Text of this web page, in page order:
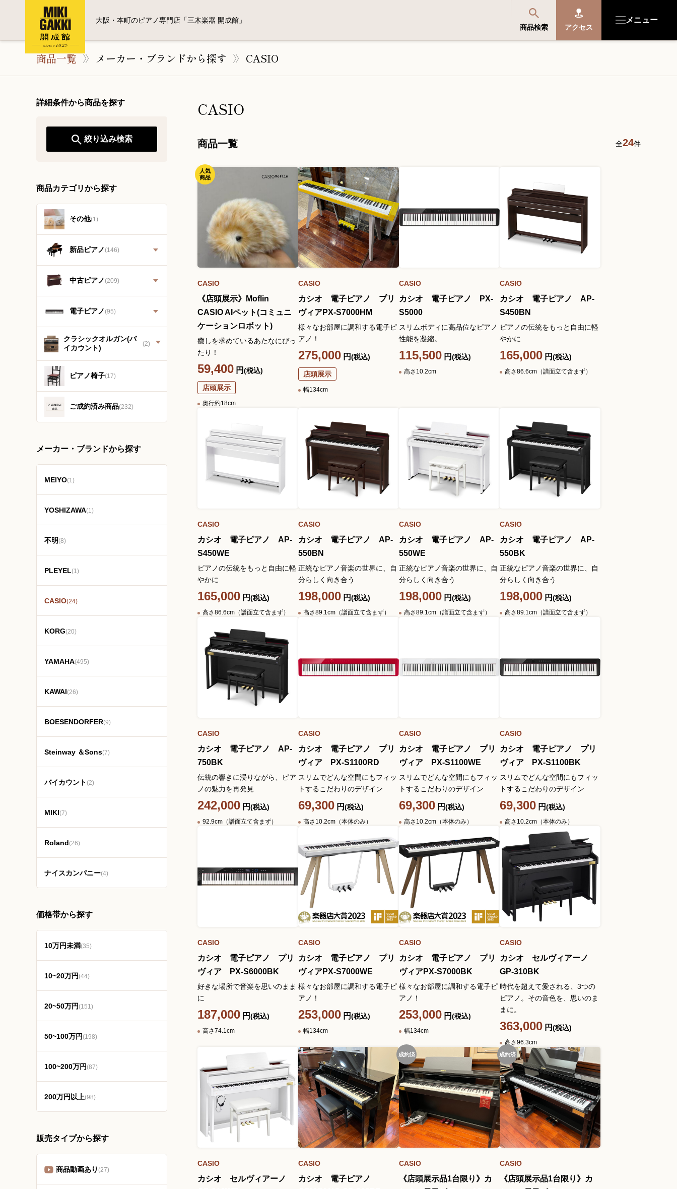
商品検索 アクセス
メニュー
大阪・本町のピアノ専門店「三木楽器 開成館」
サポート・購入特典
受付時間 10:00～19:00 (水曜定休)
お問い合わせフォーム
大阪・本町のピアノ専門店
YouTube 公式チャンネル
三木楽器 開成館
ピアノ弾き比べ、過去のコン
サイトマップ 個人情報の取り扱い
商品一覧 メーカー・ブランドから探す CASIO
CASIO
商品一覧 全24件
人気
商品
CASIO
《店頭展示》Moflin
CASIO AIペット(コミュニ
ケーションロボット)
癒しを求めているあたなにぴっ
たり！
59,400 円(税込)
店頭展示
奥行約18cm
CASIO
カシオ 電子ピアノ プリ
ヴィアPX-S7000HM
様々なお部屋に調和する電子ピ
アノ！
275,000 円(税込)
店頭展示
幅134cm
CASIO
カシオ 電子ピアノ PX-
S5000
スリムボディに高品位なピアノ
性能を凝縮。
115,500 円(税込)
高さ10.2cm
CASIO
カシオ 電子ピアノ AP-
S450BN
ピアノの伝統をもっと自由に軽
やかに
165,000 円(税込)
高さ86.6cm（譜面立て含まず）
CASIO
カシオ 電子ピアノ AP-
S450WE
ピアノの伝統をもっと自由に軽
やかに
165,000 円(税込)
高さ86.6cm（譜面立て含まず）
CASIO
カシオ 電子ピアノ AP-
550BN
正統なピアノ音楽の世界に、自
分らしく向き合う
198,000 円(税込)
高さ89.1cm（譜面立て含まず）
CASIO
カシオ 電子ピアノ AP-
550WE
正統なピアノ音楽の世界に、自
分らしく向き合う
198,000 円(税込)
高さ89.1cm（譜面立て含まず）
CASIO
カシオ 電子ピアノ AP-
550BK
正統なピアノ音楽の世界に、自
分らしく向き合う
198,000 円(税込)
高さ89.1cm（譜面立て含まず）
CASIO
カシオ 電子ピアノ AP-
750BK
伝統の響きに浸りながら、ピア
ノの魅力を再発見
242,000 円(税込)
92.9cm（譜面立て含まず）
CASIO
カシオ 電子ピアノ プリ
ヴィア PX-S1100RD
スリムでどんな空間にもフィッ
トするこだわりのデザイン
69,300 円(税込)
高さ10.2cm（本体のみ）
CASIO
カシオ 電子ピアノ プリ
ヴィア PX-S1100WE
スリムでどんな空間にもフィッ
トするこだわりのデザイン
69,300 円(税込)
高さ10.2cm（本体のみ）
CASIO
カシオ 電子ピアノ プリ
ヴィア PX-S1100BK
スリムでどんな空間にもフィッ
トするこだわりのデザイン
69,300 円(税込)
高さ10.2cm（本体のみ）
CASIO
カシオ 電子ピアノ プリ
ヴィア PX-S6000BK
好きな場所で音楽を思いのまま
に
187,000 円(税込)
高さ74.1cm
CASIO
カシオ 電子ピアノ プリ
ヴィアPX-S7000WE
様々なお部屋に調和する電子ピ
アノ！
253,000 円(税込)
幅134cm
CASIO
カシオ 電子ピアノ プリ
ヴィアPX-S7000BK
様々なお部屋に調和する電子ピ
アノ！
253,000 円(税込)
幅134cm
CASIO
カシオ セルヴィアーノ
GP-310BK
時代を超えて愛される、3つの
ピアノ。その音色を、思いのま
まに。
363,000 円(税込)
高さ96.3cm
CASIO
カシオ セルヴィアーノ
CASIO
カシオ 電子ピアノ
成約済
CASIO
《店頭展示品1台限り》カ
成約済
CASIO
《店頭展示品1台限り》カ
詳細条件から商品を探す
絞り込み検索
商品カテゴリから探す
その他(1)
新品ピアノ(146)
中古ピアノ(209)
電子ピアノ(95)
クラシックオルガン(バ
イカウント)
(2)
ピアノ椅子(17)
ご成約済み商品(232)
メーカー・ブランドから探す
MEIYO(1)
YOSHIZAWA(1)
不明(8)
PLEYEL(1)
CASIO(24)
KORG(20)
YAMAHA(495)
KAWAI(26)
BOESENDORFER(9)
Steinway ＆Sons(7)
バイカウント(2)
MIKI(7)
Roland(26)
ナイスカンパニー(4)
価格帯から探す
10万円未満(35)
10~20万円(44)
20~50万円(151)
50~100万円(198)
100~200万円(87)
200万円以上(98)
販売タイプから探す
商品動画あり (27)